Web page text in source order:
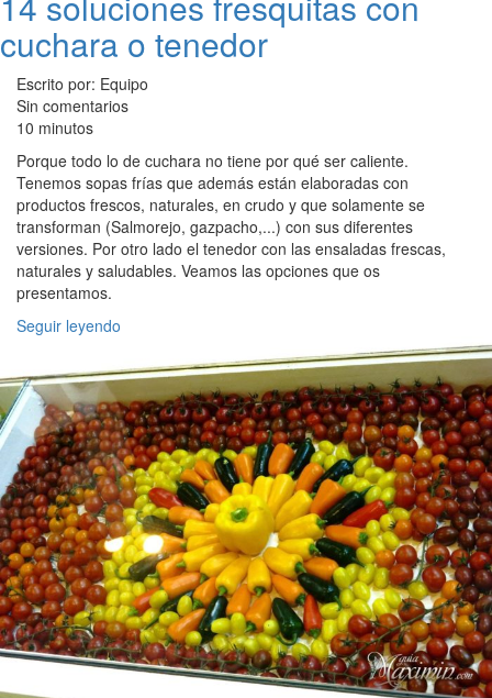
cuchara o tenedor
Escrito por: Equipo
Sin comentarios
10 minutos
Porque todo lo de cuchara no tiene por qué ser caliente.
Tenemos sopas frías que además están elaboradas con
productos frescos, naturales, en crudo y que solamente se
transforman (Salmorejo, gazpacho,...) con sus diferentes
versiones. Por otro lado el tenedor con las ensaladas frescas,
naturales y saludables. Veamos las opciones que os
presentamos.
Seguir leyendo